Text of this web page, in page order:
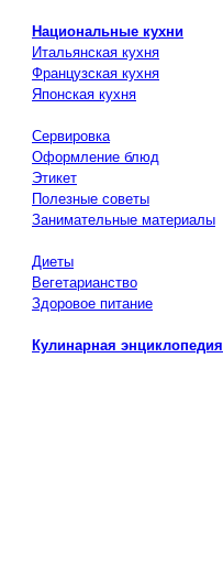
Национальные кухни
Итальянская кухня
Французская кухня
Японская кухня
Сервировка
Оформление блюд
Этикет
Полезные советы
Занимательные материалы
Диеты
Вегетарианство
Здоровое питание
Кулинарная энциклопедия